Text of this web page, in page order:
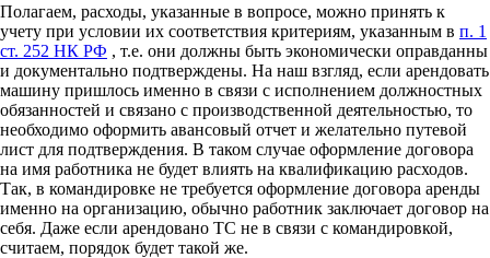
Полагаем, расходы, указанные в вопросе, можно принять к
учету при условии их соответствия критериям, указанным в п. 1
ст. 252 НК РФ , т.е. они должны быть экономически оправданны
и документально подтверждены. На наш взгляд, если арендовать
машину пришлось именно в связи с исполнением должностных
обязанностей и связано с производственной деятельностью, то
необходимо оформить авансовый отчет и желательно путевой
лист для подтверждения. В таком случае оформление договора
на имя работника не будет влиять на квалификацию расходов.
Так, в командировке не требуется оформление договора аренды
именно на организацию, обычно работник заключает договор на
себя. Даже если арендовано ТС не в связи с командировкой,
считаем, порядок будет такой же.